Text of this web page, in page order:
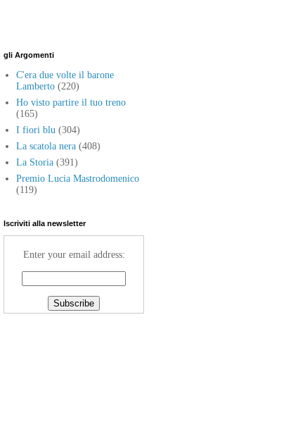
gli Argomenti
C'era due volte il barone
Lamberto (220)
Ho visto partire il tuo treno
(165)
I fiori blu (304)
La scatola nera (408)
La Storia (391)
Premio Lucia Mastrodomenico
(119)
Iscriviti alla newsletter
Enter your email address: